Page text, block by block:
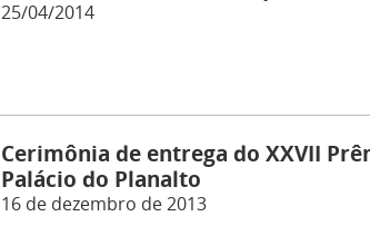
25/04/2014
Cerimônia de entrega do XXVII
Palácio do Planalto
16 de dezembro de 2013